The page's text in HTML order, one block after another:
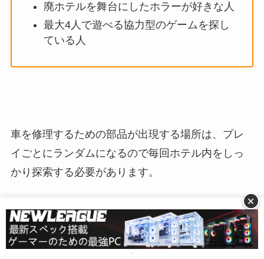
廃ホテルを舞台にしたホラーが好きな人
最大4人で遊べる協力型のゲームを探し
ている人
車を修理するための部品が出現する場所は、プレ
イごとにランダムになるので毎回ホテル内をしっ
かり探索する必要があります。
廃ホテルというロケーションを舞台として、スリ
+